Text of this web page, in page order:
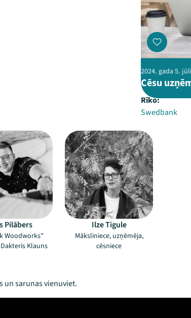
2024. gada 5.
Cēsu
Rīko:
Swedbank
Pilābers
Woodworks"
Klauns
Ilze Tigule
Māksliniece, uzņēmēja,
cēsniece
un sarunas vienuviet.